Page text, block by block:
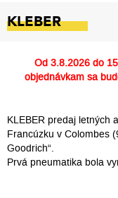
KONTAKT
PREČO MY
KLEBER
Od 3.8.2026 do
objednávkam sa
KLEBER predaj letných
Francúzku v Colombes
Goodrich“.
Prvá pneumatika bola